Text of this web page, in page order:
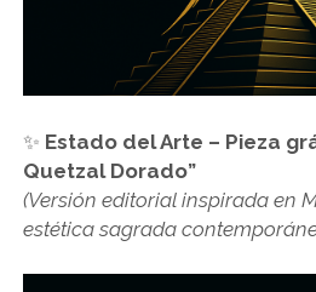
✨ Estado del Arte – Pieza
Quetzal Dorado”
(Versión editorial inspirada en
estética sagrada